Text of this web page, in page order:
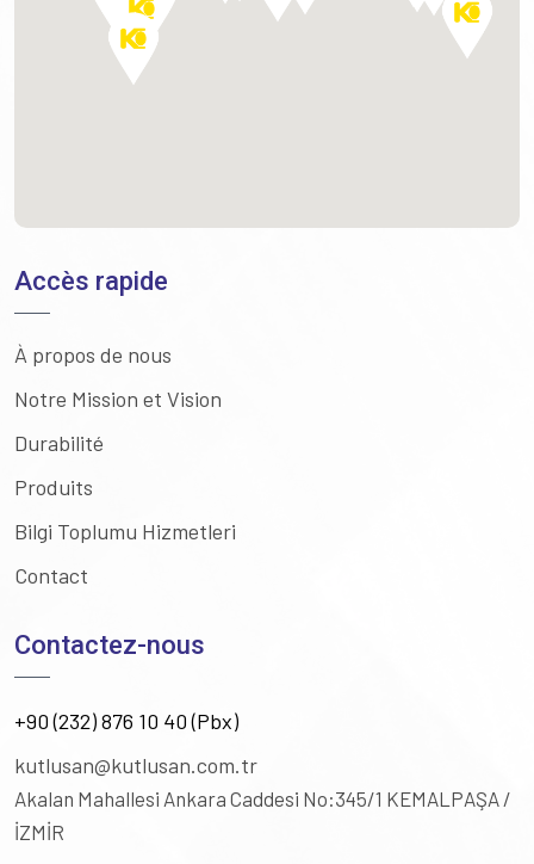
Accès rapide
À propos de nous
Notre Mission et Vision
Durabilité
Produits
Bilgi Toplumu Hizmetleri
Contact
Contactez-nous
+90 (232) 876 10 40 (Pbx)
kutlusan@kutlusan.com.tr
Akalan Mahallesi Ankara Caddesi No:345/1 KEMALPAŞA /
İZMİR